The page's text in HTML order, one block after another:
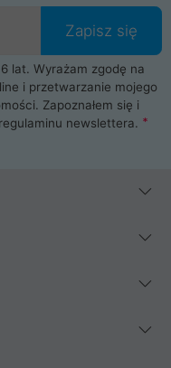
albo laptopa w
bezpieczeństwo.
komputerowe
główne, pamięci,
pomogą Ci wybrać
obudowę do komputera.
na rynku
Apple, Samsung i
możesz
Zapisz się
lat. Wyrażam zgodę na
i przetwarzanie mojego
Zapoznałem się i
regulaminu newslettera.